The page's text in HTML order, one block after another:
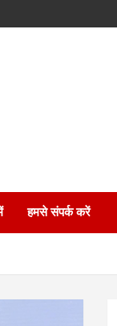
हमसे संपर्क करें